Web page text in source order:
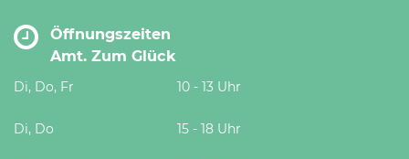
Öffnungszeiten
Amt. Zum Glück
Di, Do, Fr 10 - 13 Uhr
Di, Do 15 - 18 Uhr